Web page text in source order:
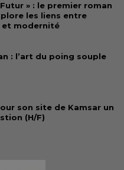
» : le premier roman
les liens entre
et modernité
: l’art du poing souple
son site de Kamsar un
(H/F)